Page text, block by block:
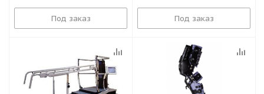
Под заказ Под заказ